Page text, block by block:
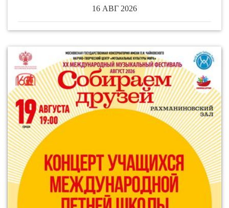
16 АВГ 2026